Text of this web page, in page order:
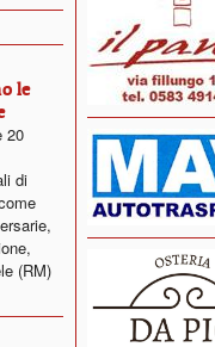
le
20
di
(RM)